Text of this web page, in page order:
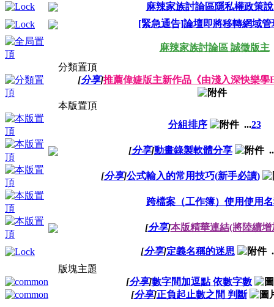
麻辣家族討論區隱私權政策
[緊急通告]論壇即將移轉網域管
麻辣家族討論區 誠徵版主
分類置頂
[分享]推薦偉婕版主新作品《由淺入深快樂學
本版置頂
分組排序
...23
[分享]動畫錄製軟體分享
[分享]公式輸入的常用技巧(新手必讀)
跨檔案（工作簿）使用使用
[分享]本版精華連結(將陸續增
[分享]定義名稱的迷思
版塊主題
[分享]數字間加逗點 依數字數
[分享]正負起止數之間 判斷